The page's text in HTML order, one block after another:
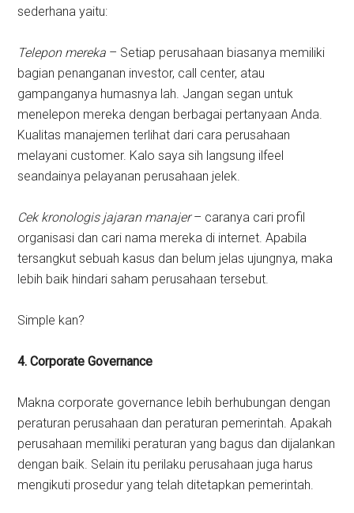
sederhana yaitu:
Telepon mereka – Setiap perusahaan biasanya memiliki
bagian penanganan investor, call center, atau
gampanganya humasnya lah. Jangan segan untuk
menelepon mereka dengan berbagai pertanyaan Anda.
Kualitas manajemen terlihat dari cara perusahaan
melayani customer. Kalo saya sih langsung ilfeel
seandainya pelayanan perusahaan jelek.
Cek kronologis jajaran manajer– caranya cari profil
organisasi dan cari nama mereka di internet. Apabila
tersangkut sebuah kasus dan belum jelas ujungnya, maka
lebih baik hindari saham perusahaan tersebut.
Simple kan?
4. Corporate Governance
Makna corporate governance lebih berhubungan dengan
peraturan perusahaan dan peraturan pemerintah. Apakah
perusahaan memiliki peraturan yang bagus dan dijalankan
dengan baik. Selain itu perilaku perusahaan juga harus
mengikuti prosedur yang telah ditetapkan pemerintah.